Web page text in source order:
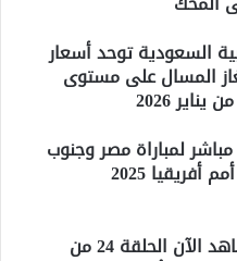
السعودية توحد أسعار
المسال على مستوى
2026
لمباراة مصر وجنوب
2025
بالتفاصيل: شاهد الآن الحلقة 24 من